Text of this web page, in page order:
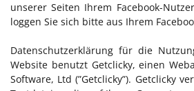
unserer Seiten Ihrem Facebook-
loggen Sie sich bitte aus Ihrem
Datenschutzerklärung für die
Website benutzt Getclicky, einen
Software, Ltd (”Getclicky”). Getclicky